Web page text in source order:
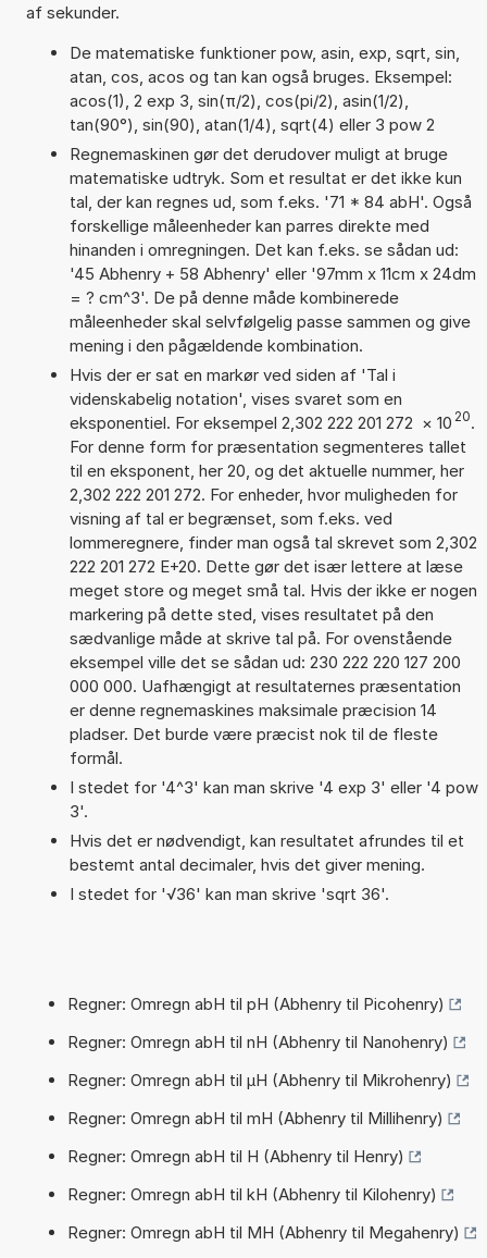
af sekunder.
De matematiske funktioner pow, asin, exp, sqrt, sin,
atan, cos, acos og tan kan også bruges. Eksempel:
acos(1), 2 exp 3, sin(π/2), cos(pi/2), asin(1/2),
tan(90°), sin(90), atan(1/4), sqrt(4) eller 3 pow 2
Regnemaskinen gør det derudover muligt at bruge
matematiske udtryk. Som et resultat er det ikke kun
tal, der kan regnes ud, som f.eks. '71 * 84 abH'. Også
forskellige måleenheder kan parres direkte med
hinanden i omregningen. Det kan f.eks. se sådan ud:
'45 Abhenry + 58 Abhenry' eller '97mm x 11cm x 24dm
= ? cm^3'. De på denne måde kombinerede
måleenheder skal selvfølgelig passe sammen og give
mening i den pågældende kombination.
Hvis der er sat en markør ved siden af 'Tal i
videnskabelig notation', vises svaret som en
eksponentiel. For eksempel 2,302 222 201 272 × 10 20.
For denne form for præsentation segmenteres tallet
til en eksponent, her 20, og det aktuelle nummer, her
2,302 222 201 272. For enheder, hvor muligheden for
visning af tal er begrænset, som f.eks. ved
lommeregnere, finder man også tal skrevet som 2,302
222 201 272 E+20. Dette gør det især lettere at læse
meget store og meget små tal. Hvis der ikke er nogen
markering på dette sted, vises resultatet på den
sædvanlige måde at skrive tal på. For ovenstående
eksempel ville det se sådan ud: 230 222 220 127 200
000 000. Uafhængigt at resultaternes præsentation
er denne regnemaskines maksimale præcision 14
pladser. Det burde være præcist nok til de fleste
formål.
I stedet for '4^3' kan man skrive '4 exp 3' eller '4 pow
3'.
Hvis det er nødvendigt, kan resultatet afrundes til et
bestemt antal decimaler, hvis det giver mening.
I stedet for '√36' kan man skrive 'sqrt 36'.
Regner: Omregn abH til pH (Abhenry til Picohenry)
Regner: Omregn abH til nH (Abhenry til Nanohenry)
Regner: Omregn abH til µH (Abhenry til Mikrohenry)
Regner: Omregn abH til mH (Abhenry til Millihenry)
Regner: Omregn abH til H (Abhenry til Henry)
Regner: Omregn abH til kH (Abhenry til Kilohenry)
Regner: Omregn abH til MH (Abhenry til Megahenry)